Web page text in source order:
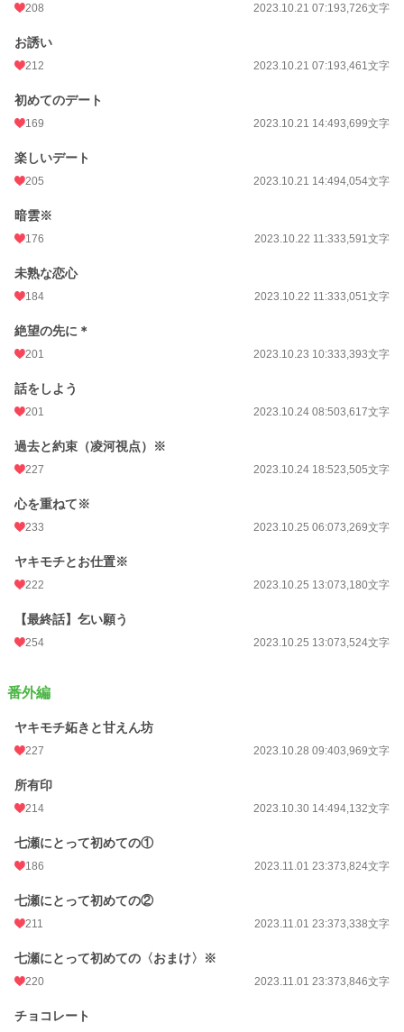
208 2023.10.21 07:193,726文字
お誘い
212 2023.10.21 07:193,461文字
初めてのデート
169 2023.10.21 14:493,699文字
楽しいデート
205 2023.10.21 14:494,054文字
暗雲※
176 2023.10.22 11:333,591文字
未熟な恋心
184 2023.10.22 11:333,051文字
絶望の先に＊
201 2023.10.23 10:333,393文字
話をしよう
201 2023.10.24 08:503,617文字
過去と約束（凌河視点）※
227 2023.10.24 18:523,505文字
心を重ねて※
233 2023.10.25 06:073,269文字
ヤキモチとお仕置※
222 2023.10.25 13:073,180文字
【最終話】乞い願う
254 2023.10.25 13:073,524文字
番外編
ヤキモチ妬きと甘えん坊
227 2023.10.28 09:403,969文字
所有印
214 2023.10.30 14:494,132文字
七瀬にとって初めての①
186 2023.11.01 23:373,824文字
七瀬にとって初めての②
211 2023.11.01 23:373,338文字
七瀬にとって初めての〈おまけ〉※
220 2023.11.01 23:373,846文字
チョコレート